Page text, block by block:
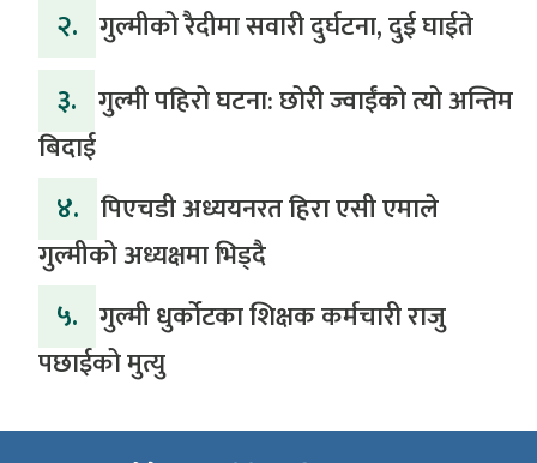
२. गुल्मीको रैदीमा सवारी दुर्घटना, दुई घाईते
३. गुल्मी पहिरो घटना: छोरी ज्वाईंको त्यो अन्तिम
बिदाई
४. पिएचडी अध्ययनरत हिरा एसी एमाले
गुल्मीको अध्यक्षमा भिड्दै
५. गुल्मी धुर्कोटका शिक्षक कर्मचारी राजु
पछाईको मुत्यु